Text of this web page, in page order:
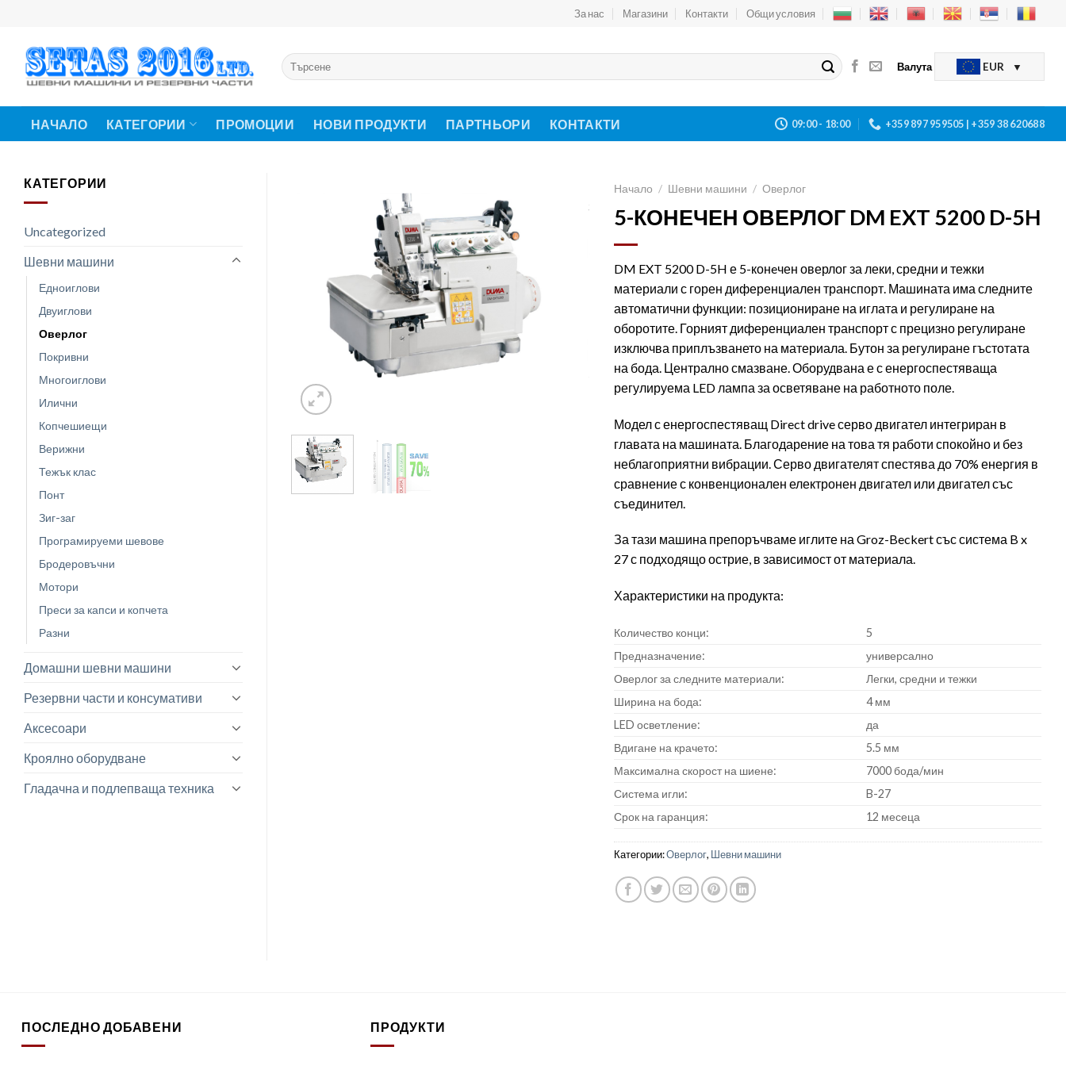
content
За нас Магазини Контакти Общи условия
Търсене
за:
Валута EUR
НАЧАЛО КАТЕГОРИИ ПРОМОЦИИ НОВИ ПРОДУКТИ ПАРТНЬОРИ КОНТАКТИ 09:00 - 18:00 +359 897 959505 | +359 38 620688
КАТЕГОРИИ
Uncategorized
Шевни машини
Едноиглови
Двуиглови
Оверлог
Покривни
Многоиглови
Илични
Копчешиещи
Верижни
Тежък клас
Понт
Зиг-заг
Програмируеми шевове
Бродеровъчни
Мотори
Преси за капси и копчета
Разни
Домашни шевни машини
Резервни части и консумативи
Аксесоари
Кроялно оборудване
Гладачна и подлепваща техника
Начало / Шевни машини / Оверлог
5-КОНЕЧЕН ОВЕРЛОГ DM EXT 5200 D-5H
DM EXT 5200 D-5H е 5-конeчен оверлог за леки, средни и тежки
материали с горен диференциален транспорт. Машината има следните
автоматични функции: позициониране на иглата и регулиране на
оборотите. Горният диференциален транспорт с прецизно регулиране
изключва приплъзването на материала. Бутон за регулиране гъстотата
на бода. Централно смазване. Оборудвана е с енергоспестяваща
регулируема LED лампа за осветяване на работното поле.
Модел с енергоспестяващ Direct drive серво двигател интегриран в
главата на машината. Благодарение на това тя работи спокойно и без
неблагоприятни вибрации. Серво двигателят спестява до 70% енергия в
сравнение с конвенционален електронен двигател или двигател със
съединител.
За тази машина препоръчваме иглите на Groz-Beckert със система B x
27 с подходящо острие, в зависимост от материала.
Характеристики на продукта:
Количество конци:
5
Предназначение:
универсално
Оверлог за следните материали:
Легки, средни и тежки
Ширина на бода:
4 мм
LED осветление:
да
Вдигане на крачето:
5.5 мм
Максимална скорост на шиене:
7000 бода/мин
Система игли:
B-27
Срок на гаранция:
12 месеца
Категории:Оверлог, Шевни машини
ПОСЛЕДНО ДОБАВЕНИ ПРОДУКТИ